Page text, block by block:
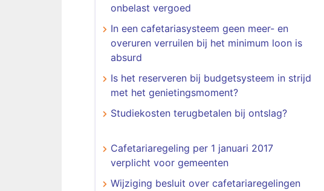
onbelast vergoed
In een cafetariasysteem geen meer- en
overuren verruilen bij het minimum loon is
absurd
Is het reserveren bij budgetsysteem in strijd
met het genietingsmoment?
Studiekosten terugbetalen bij ontslag?
Cafetariaregeling per 1 januari 2017
verplicht voor gemeenten
Wijziging besluit over cafetariaregelingen